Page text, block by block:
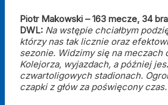
Piotr Makowski – 163 mecze, 34
DWL: Na wstępie chciałbym
którzy nas tak licznie oraz
sezonie. Widzimy się na meczach
Kolejorza, wyjazdach, a później
czwartoligowych stadionach.
czapki z głów za poświęcony czas.